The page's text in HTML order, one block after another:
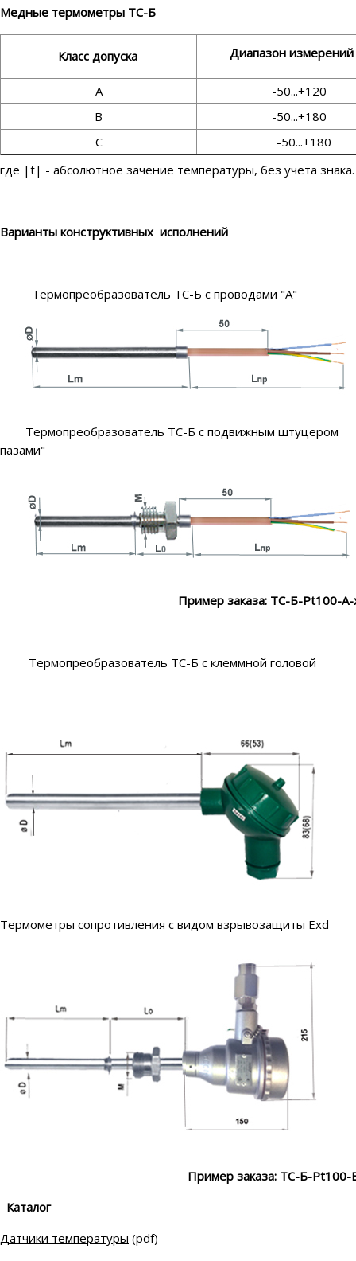
Медные термометры ТС-Б
Класс допуска Диапазон измерений
А
-50...+120
В
-50...+180
С
-50...+180
где |t| - абсолютное зачение температуры, без учета знака.
Варианты конструктивных исполнений
Термопреобразователь ТС-Б с
Термопреобразователь ТС-Б с подвижным штуцером
пазами"
Пример заказа: ТС-Б-Pt100-
Термопреобразователь ТС-Б с клеммной
Термометры сопротивления с видом взрывозащиты
Пример заказа: ТС-Б-
Датчики температуры (pdf)